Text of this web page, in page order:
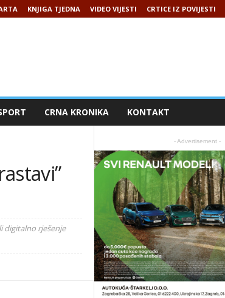
KNJIGA TJEDNA VIDEO VIJESTI CRTICE IZ POVIJESTI
CRNA KRONIKA KONTAKT
digitalno rješenje
- Advertisement -